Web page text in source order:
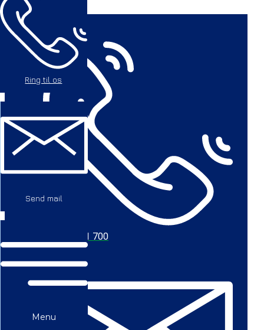
Ring til os
Send mail
Menu
+45 56 711 700